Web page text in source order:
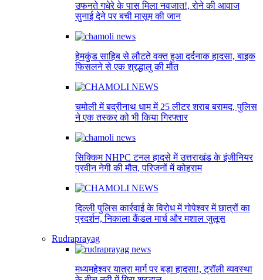
उफनते गधेरे के पास मिला नवजात!, रोने की आवाज
सुनाई देने पर बची मासूम की जान
हेमकुंड साहिब से लौटते वक्त हुआ दर्दनाक हादसा, बाइक
फिसलने से एक श्रद्धालु की मौत
चमोली में बद्रीनाथ धाम में 25 लीटर शराब बरामद, पुलिस
ने एक तस्कर को भी किया गिरफ्तार
सिक्किम NHPC टनल हादसे में उत्तराखंड के इंजीनियर
प्रवीन नेगी की मौत, परिजनों में कोहराम
दिल्ली पुलिस कार्रवाई के विरोध में गोपेश्वर में छात्रों का
प्रदर्शन, निकाला कैंडल मार्च और मशाल जुलूस
Rudraprayag
मध्यमहेश्वर यात्रा मार्ग पर बड़ा हादसा!, ट्रॉली व्यवस्था